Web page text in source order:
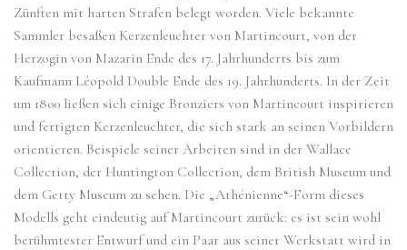
Zünften mit harten Strafen belegt worden. Viele bekannte
Sammler besaßen Kerzenleuchter von Martincourt, von der
Herzogin von Mazarin Ende des 17. Jahrhunderts bis zum
Kaufmann Léopold Double Ende des 19. Jahrhunderts. In der Zeit
um 1800 ließen sich einige Bronziers von Martincourt inspirieren
und fertigten Kerzenleuchter, die sich stark an seinen Vorbildern
orientieren. Beispiele seiner Arbeiten sind in der Wallace
Collection, der Huntington Collection, dem British Museum und
dem Getty Museum zu sehen. Die „Athénienne“-Form dieses
Modells geht eindeutig auf Martincourt zurück: es ist sein wohl
berühmtester Entwurf und ein Paar aus seiner Werkstatt wird in